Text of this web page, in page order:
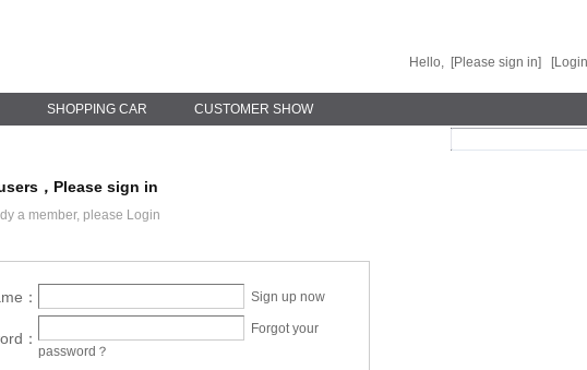
Hello, [Please sign in]
SHOPPING CAR CUSTOMER SHOW
，Please sign in
a member, please Login
： Sign up now
：
Forgot your
password？